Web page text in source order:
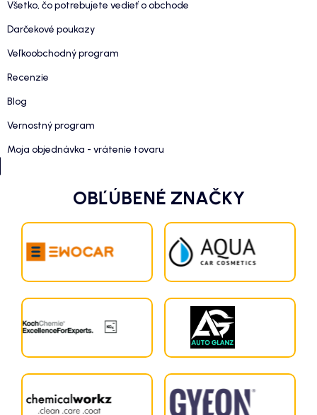
Všetko, čo potrebujete vedieť o obchode
Darčekové poukazy
Veľkoobchodný program
Recenzie
Blog
Vernostný program
Moja objednávka - vrátenie tovaru
OBĽÚBENÉ ZNAČKY